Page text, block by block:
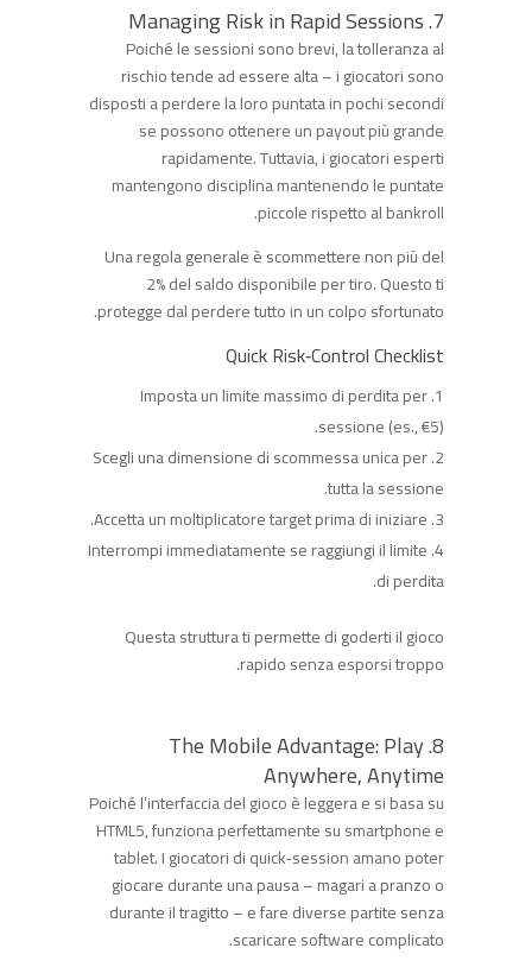
7. Managing Risk in Rapid Sessions
Poiché le sessioni sono brevi, la tolleranza al
rischio tende ad essere alta – i giocatori sono
disposti a perdere la loro puntata in pochi secondi
se possono ottenere un payout più grande
rapidamente. Tuttavia, i giocatori esperti
mantengono disciplina mantenendo le puntate
piccole rispetto al bankroll.
Una regola generale è scommettere non più del
2% del saldo disponibile per tiro. Questo ti
protegge dal perdere tutto in un colpo sfortunato.
Quick Risk‑Control Checklist
Imposta un limite massimo di perdita per
sessione (es., €5).
Scegli una dimensione di scommessa unica per
tutta la sessione.
Accetta un moltiplicatore target prima di iniziare.
Interrompi immediatamente se raggiungi il limite
di perdita.
Questa struttura ti permette di goderti il gioco
rapido senza esporsi troppo.
8. The Mobile Advantage: Play
Anywhere, Anytime
Poiché l’interfaccia del gioco è leggera e si basa su
HTML5, funziona perfettamente su smartphone e
tablet. I giocatori di quick‑session amano poter
giocare durante una pausa – magari a pranzo o
durante il tragitto – e fare diverse partite senza
scaricare software complicato.